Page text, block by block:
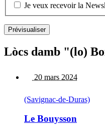
Je veux recevoir la
Lòcs damb "(lo)
20 mars 2024
(Savignac-de-Duras)
Le Bouysson